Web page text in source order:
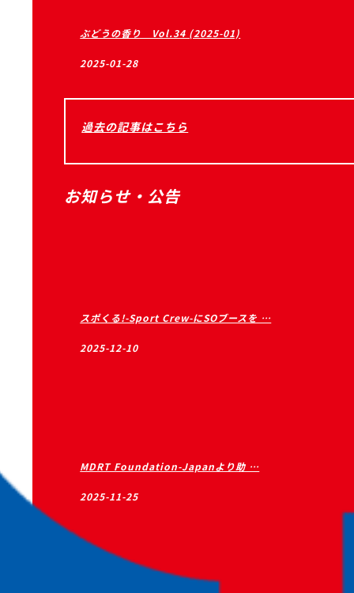
ぶどうの香り Vol.34 (2025-01)
2025-01-28
過去の記事はこちら
お知らせ・公告
スポくる!-Sport Crew-にSOブースを …
2025-12-10
MDRT Foundation-Japanより助 …
2025-11-25